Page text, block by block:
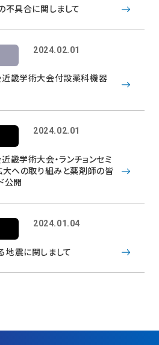
不具合に関しまして
2024.02.01
畿学術大会付設薬科機器
2024.02.01
畿学術大会・ランチョンセミ
大への取り組みと薬剤師の皆
公開
2024.01.04
地震に関しまして